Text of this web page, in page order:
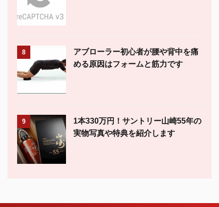
8
アブローラー初心者が腰や背中を痛
める原因はフォームと筋力です
9
1本330万円！サントリー山崎55年の
実物写真や特典を紹介します